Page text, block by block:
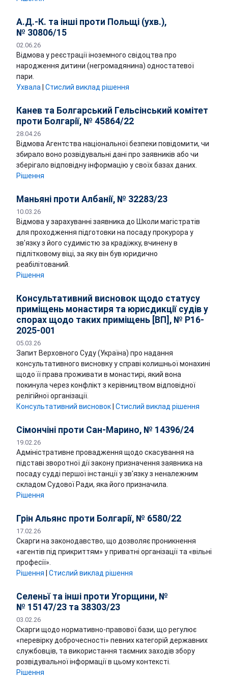
А.Д.-К. та інші проти Польщі (ухв.),
№ 30806/15
02.06.26
Відмова у реєстрації іноземного свідоцтва про
народження дитини (негромадянина) одностатевої
пари.
Ухвала Стислий виклад рішення
Канев та Болгарський Гельсінський комітет
проти Болгарії, № 45864/22
28.04.26
Відмова Агентства національної безпеки повідомити, чи
збирало воно розвідувальні дані про заявників або чи
зберігало відповідну інформацію у своїх базах даних.
Рішення
Маньяні проти Албанії, № 32283/23
10.03.26
Відмова у зарахуванні заявника до Школи магістратів
для проходження підготовки на посаду прокурора у
зв'язку з його судимістю за крадіжку, вчинену в
підлітковому віці, за яку він був юридично
реабілітований.
Рішення
Консультативний висновок щодо статусу
приміщень монастиря та юрисдикції судів у
спорах щодо таких приміщень [ВП], № P16-
2025-001
05.03.26
Запит Верховного Суду (Україна) про надання
консультативного висновку у справі колишньої монахині
щодо її права проживати в монастирі, який вона
покинула через конфлікт з керівництвом відповідної
релігійної організації.
Консультативний висновок Стислий виклад рішення
Сімончіні проти Сан-Марино, № 14396/24
19.02.26
Адміністративне провадження щодо скасування на
підставі зворотної дії закону призначення заявника на
посаду судді першої інстанції у зв'язку з неналежним
складом Судової Ради, яка його призначила.
Рішення
Грін Альянс проти Болгарії, № 6580/22
17.02.26
Скарги на законодавство, що дозволяє проникнення
«агентів під прикриттям» у приватні організації та «вільні
професії».
Рішення
Стислий виклад рішення
Селеньї та інші проти Угорщини, №
№ 15147/23 та 38303/23
03.02.26
Скарги щодо нормативно-правової бази, що регулює
«перевірку доброчесності» певних категорій державних
службовців, та використання таємних заходів збору
розвідувальної інформації в цьому контексті.
Рішення